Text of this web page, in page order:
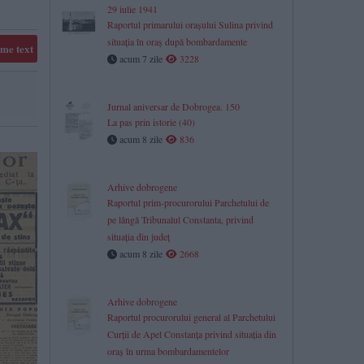
text
29 iulie 1941
Raportul primarului orașului Sulina privind
situația în oraș după bombardamente
acum 7 zile
3228
Jurnal aniversar de Dobrogea. 150
La pas prin istorie (40)
acum 8 zile
836
Arhive dobrogene
Raportul prim-procurorului Parchetului de
pe lângă Tribunalul Constanta, privind
situaţia din judeţ
acum 8 zile
2668
​Arhive dobrogene
Raportul procurorului general al Parchetului
Curții de Apel Constanța privind situația din
oraș în urma bombardamentelor